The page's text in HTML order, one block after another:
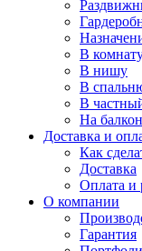
В
В нишу
В
В
На балкон
Доставка и
Как
Доставка
Оплата и
О компании
Гарантия